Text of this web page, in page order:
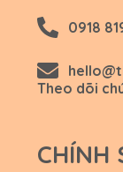
0918
Theo dõi
CHÍNH